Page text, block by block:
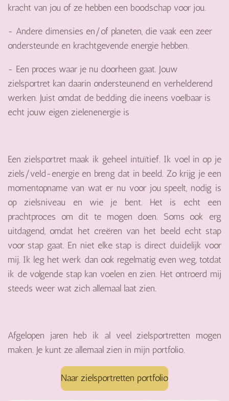
kracht van jou of ze hebben een boodschap voor jou.
- Andere dimensies en/of planeten, die vaak een zeer
ondersteunde en krachtgevende energie hebben.
- Een proces waar je nu doorheen gaat. Jouw
zielsportret kan daarin ondersteunend en verhelderend
werken. Juist omdat de bedding die ineens voelbaar is
echt jouw eigen zielenenergie is
Een zielsportret maak ik geheel intuïtief. Ik voel in op je
ziels/veld-energie en breng dat in beeld. Zo krijg je een
momentopname van wat er nu voor jou speelt, nodig is
op zielsniveau en wie je bent. Het is echt een
prachtproces om dit te mogen doen. Soms ook erg
uitdagend, omdat het creëren van het beeld echt stap
voor stap gaat. En niet elke stap is direct duidelijk voor
mij. Ik leg het werk dan ook regelmatig even weg, totdat
ik de volgende stap kan voelen en zien. Het ontroerd mij
steeds weer wat zich allemaal laat zien.
Afgelopen jaren heb ik al veel zielsportretten mogen
maken. Je kunt ze allemaal zien in mijn portfolio.
Naar zielsportretten portfolio